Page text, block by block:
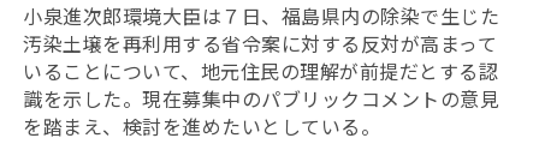
小泉進次郎環境大臣は７日、福島県内の除染で生じた
汚染土壌を再利用する省令案に対する反対が高まって
いることについて、地元住民の理解が前提だとする認
識を示した。現在募集中のパブリックコメントの意見
を踏まえ、検討を進めたいとしている。